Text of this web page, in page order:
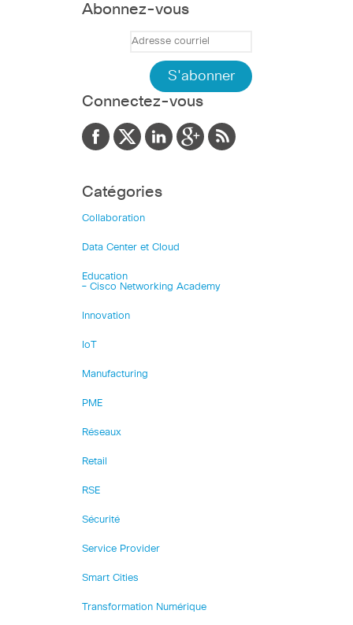
Abonnez-vous
Connectez-vous
Catégories
Collaboration
Data Center et Cloud
Education
– Cisco Networking Academy
Innovation
IoT
Manufacturing
PME
Réseaux
Retail
RSE
Sécurité
Service Provider
Smart Cities
Transformation Numérique